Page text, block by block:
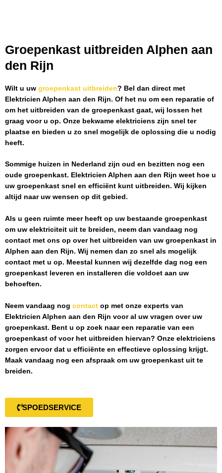
Groepenkast uitbreiden Alphen aan
den Rijn
Wilt u uw groepenkast uitbreiden? Bel dan direct met
Elektricien Alphen aan den Rijn. Of het nu om een reparatie of
om het uitbreiden van de groepenkast gaat, wij lossen het
graag voor u op. Onze bekwame elektriciens zijn snel ter
plaatse en bieden u zo snel mogelijk de oplossing die u nodig
heeft.
Sommige huizen in Nederland zijn oud en bezitten nog een
oude groepenkast. Elektricien Alphen aan den Rijn weet hoe u
uw groepenkast snel en efficiënt kunt uitbreiden. Wij kijken
altijd naar uw wensen op dit gebied.
Als u geen ruimte meer heeft op uw bestaande groepenkast
om uw elektriciteit uit te breiden, neem dan vandaag nog
contact met ons op over het uitbreiden van uw groepenkast in
Alphen aan den Rijn. Wij nemen dan zo snel als mogelijk
contact met u op. Meestal kunnen wij dezelfde dag nog een
groepenkast leveren en installeren die voldoet aan uw
behoeften.
Neem vandaag nog contact op met onze experts van
Elektricien Alphen aan den Rijn voor al uw vragen over uw
groepenkast. Bent u op zoek naar een reparatie van een
groepenkast of voor het uitbreiden hiervan? Onze elektriciens
zorgen ervoor dat u efficiënte en effectieve oplossing krijgt.
Maak vandaag nog een afspraak om uw groepenkast uit te
breiden.
SPOEDSERVICE